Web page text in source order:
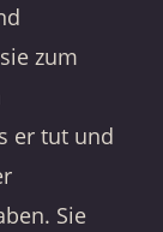
zum
er tut und
Sie